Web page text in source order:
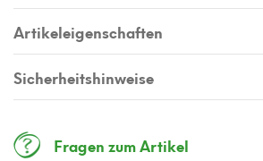
Artikeleigenschaften
Sicherheitshinweise
Fragen zum Artikel